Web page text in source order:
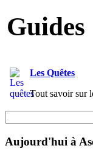
Guides
Les Quêtes
Tout savoir sur
Aujourd'hui à